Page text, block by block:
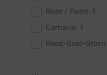
Roze / Paars
Carnaval
Rood-Geel-Groen